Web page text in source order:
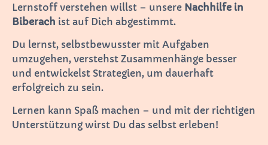
Lernstoff verstehen willst – unsere Nachhilfe in
Biberach ist auf Dich abgestimmt.
Du lernst, selbstbewusster mit Aufgaben
umzugehen, verstehst Zusammenhänge besser
und entwickelst Strategien, um dauerhaft
erfolgreich zu sein.
Lernen kann Spaß machen – und mit der richtigen
Unterstützung wirst Du das selbst erleben!